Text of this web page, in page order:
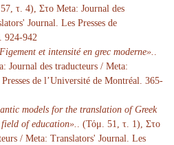
57, τ. 4), Στο Meta: Journal des
Journal. Les Presses de
924-942
et intensité en grec moderne».
Journal des traducteurs / Meta:
de l’Université de Montréal. 365-
models for the translation of Greek
of education».
. (Τόμ. 51, τ. 1), Στο
/ Meta: Translators' Journal. Les